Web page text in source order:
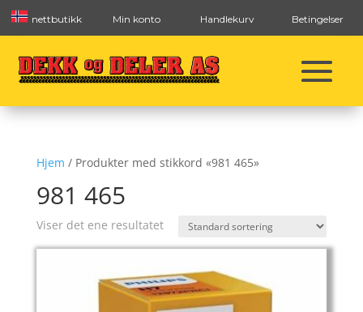
nettbutikk Min konto Handlekurv Betingelser
Hjem / Produkter med stikkord «981 465»
981 465
Viser det ene resultatet